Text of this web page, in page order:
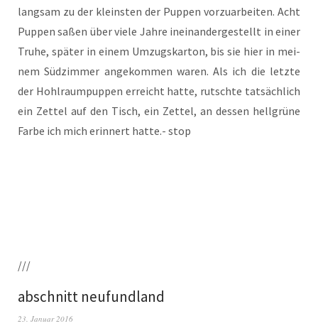
lang­sam zu der kleins­ten der Pup­pen vor­zu­ar­bei­ten. Acht
Pup­pen saßen über vie­le Jah­re inein­an­der­ge­stellt in einer
Tru­he, spä­ter in einem Umzugs­kar­ton, bis sie hier in mei­
nem Süd­zim­mer ange­kom­men waren. Als ich die letz­te
der Hohl­raum­pup­pen erreicht hat­te, rutsch­te tat­säch­lich
ein Zet­tel auf den Tisch, ein Zet­tel, an des­sen hell­grü­ne
Far­be ich mich erin­nert hat­te.- stop
///
abschnitt neufundland
23. Januar 2016